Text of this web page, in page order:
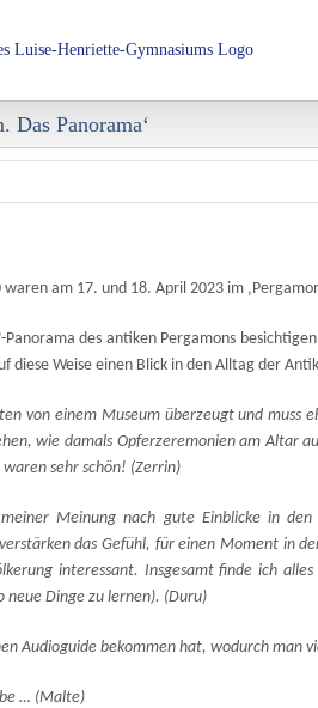
Das Panorama‘
am 17. und 18. April 2023 im
des antiken Pergamons
diese Weise einen Blick in den Alltag der
von einem Museum überzeugt und muss
wie damals Opferzeremonien am Altar
sehr schön! (Zerrin)
Meinung nach gute Einblicke in
das Gefühl, für einen Moment in
interessant. Insgesamt finde ich
neue Dinge zu lernen). (Duru)
Audioguide bekommen hat, wodurch man
… (Malte)